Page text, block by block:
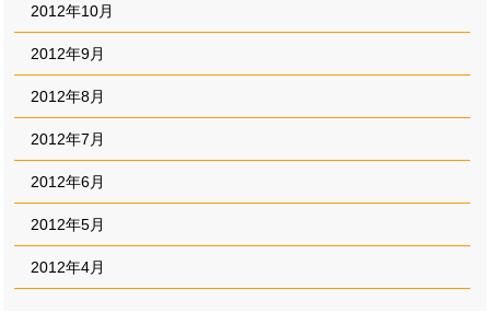
2012年10月
2012年9月
2012年8月
2012年7月
2012年6月
2012年5月
2012年4月